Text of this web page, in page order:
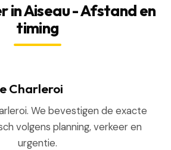
in Aiseau - Afstand en
timing
Charleroi
We bevestigen de exacte
volgens planning, verkeer en
urgentie.